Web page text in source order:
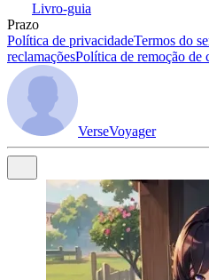
Livro-guia
Prazo
Política de privacidadeTermos do
reclamaçõesPolítica de remoção de
VerseVoyager